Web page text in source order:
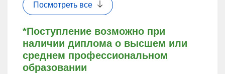
*Поступление возможно при
наличии диплома о высшем или
среднем профессиональном
образовании
Посмотреть все